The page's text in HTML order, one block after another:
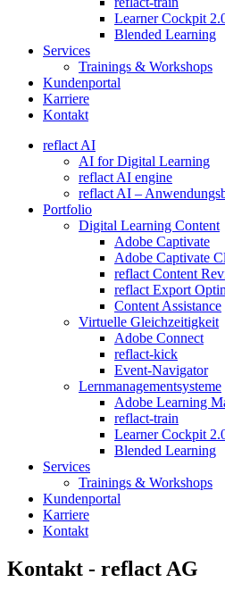
Learner Cockpit
Blended Learning
Services
Trainings & Workshops
Kundenportal
Karriere
Kontakt
reflact AI
AI for Digital Learning
reflact AI engine
reflact AI –
Portfolio
Digital Learning Content
Adobe Captivate
Adobe Captivate
reflact Content
reflact Export
Content Assistance
Virtuelle Gleichzeitigkeit
Adobe Connect
reflact-kick
Event-Navigator
Lernmanagementsysteme
Adobe Learning
reflact-train
Learner Cockpit
Blended Learning
Services
Trainings & Workshops
Kundenportal
Karriere
Kontakt
Kontakt - reflact AG